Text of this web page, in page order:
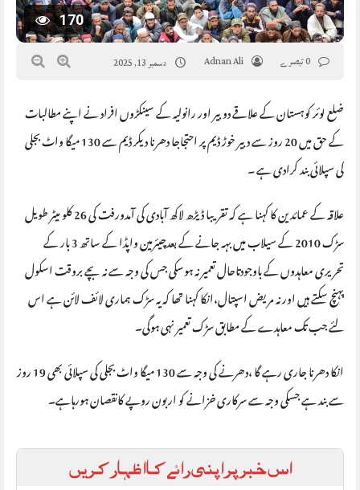
170
Adnan Ali دسمبر 13, 2025
ضلع لوئر کوہستان کے علاقے دوبیر اور رانولیہ کے سینکڑوں افراد نے اپنے مطالبات
کے حق میں 20 روز سے دبیر خوڑ ڈیم پر احتجاجا دھرنا دیکر ڈیم سے 130 میگا واٹ بجلی
کی سپلائی بند کرادی ہے ۔
علاقہ کے عمائدین کا کہنا ہے کہ تقریبا ڈیڑھ لاکھ آبادی کی آمدورفت کی 26 کلو میٹر طویل
سڑک 2010 کے سیلاب میں بہہ جانے کے بعدچیئرمین واپڈا کے ساتھ 3 بار کے
تحریری معاہدوں کے باوجودتاحال تعمیر نہ ہوسکی جس کی وجہ سے نہ بچے بروقت اسکول
پہنچ سکتے ہیں اور نہ مریض اسپتال،انکا کہنا تھا کہ یہ سڑک ہماری لائف لائن ہے اس
لئے جب تک معاہدے کے مطابق سڑک تعمیر نہی ہوگی۔
انکا دھرنا جاری رہے گا ،دھرنے کی وجہ سے 130 میگا واٹ بجلی کی سپلائی بھی 19 روز
سے بند ہے جسکی وجہ سے سرکاری خزانے کو اربون روپے کانقصان ہورہاہے۔
اس خبر پر اپنی رائے کا اظہار کریں